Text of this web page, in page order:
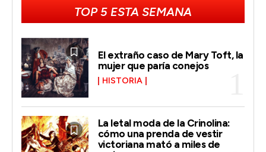
TOP 5 ESTA SEMANA
El extraño caso de Mary Toft, la
mujer que paría conejos
HISTORIA
La letal moda de la Crinolina:
cómo una prenda de vestir
victoriana mató a miles de